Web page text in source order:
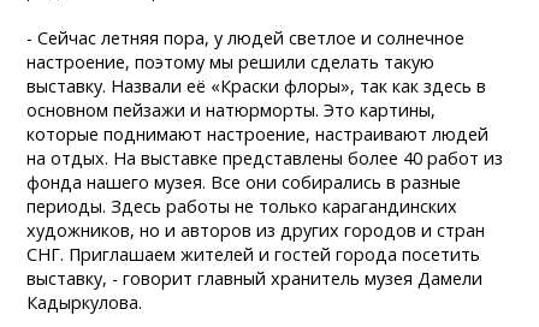
- Сейчас летняя пора, у людей светлое и солнечное
настроение, поэтому мы решили сделать такую
выставку. Назвали её «Краски флоры», так как здесь в
основном пейзажи и натюрморты. Это картины,
которые поднимают настроение, настраивают людей
на отдых. На выставке представлены более 40 работ из
фонда нашего музея. Все они собирались в разные
периоды. Здесь работы не только карагандинских
художников, но и авторов из других городов и стран
СНГ. Приглашаем жителей и гостей города посетить
выставку, - говорит главный хранитель музея Дамели
Кадыркулова.